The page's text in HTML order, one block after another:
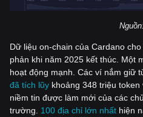
Nguồn:
Dữ liệu on-chain của Cardano
phản khi năm 2025 kết thúc. Một
hoạt động mạnh. Các ví nắm giữ
đã tích lũy khoảng 348 triệu
niềm tin được làm mới của các
trường. 100 địa chỉ lớn nhất hiện